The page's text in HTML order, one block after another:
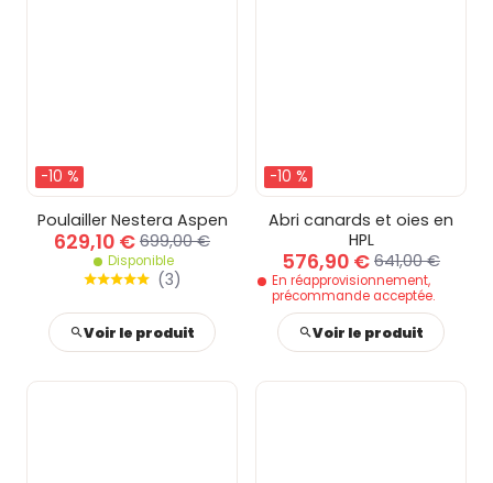
-10 %
Poulailler Nestera Aspen
629,10 € 699,00 €
Disponible
(3)
Voir le produit
-10 %
Abri canards et oies en
HPL
576,90 € 641,00 €
En réapprovisionnement,
précommande acceptée.
Voir le produit